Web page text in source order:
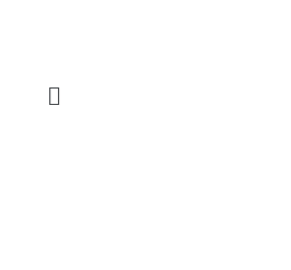
Menu